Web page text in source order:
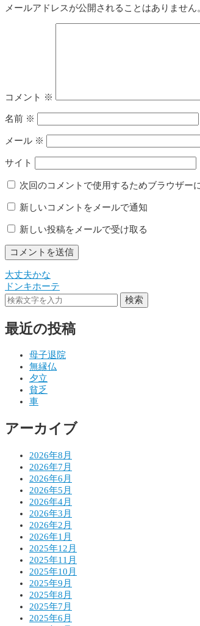
メールアドレスが公開されることはありません
コメント ※
名前 ※
メール ※
サイト
次回のコメントで使用するためブラウザー
新しいコメントをメールで通知
新しい投稿をメールで受け取る
投
稿
ビ
ン
大丈夫かな
ドンキホーテ
検索
最近の投稿
母子退院
無縁仏
夕立
貧乏
車
アーカイブ
2026年8月
2026年7月
2026年6月
2026年5月
2026年4月
2026年3月
2026年2月
2026年1月
2025年12月
2025年11月
2025年10月
2025年9月
2025年8月
2025年7月
2025年6月